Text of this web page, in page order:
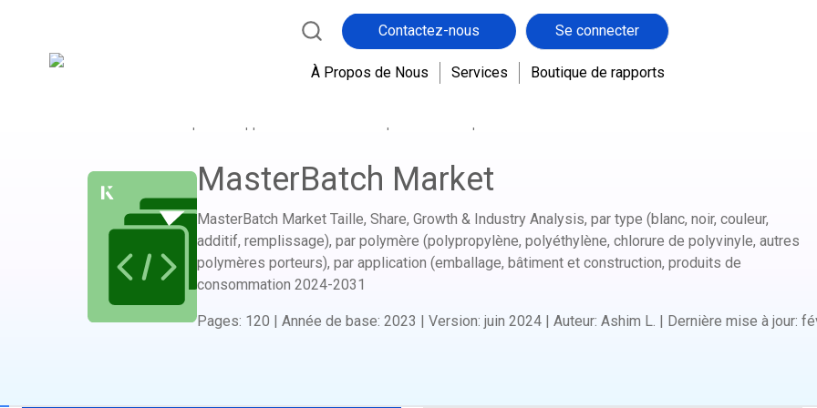
Contactez-nous Se connecter
MasterBatch Market
MasterBatch Market Taille, Share, Growth & Industry Analysis, par type (blanc, noir, couleur,
additif, remplissage), par polymère (polypropylène, polyéthylène, chlorure de polyvinyle, autres
polymères porteurs), par application (emballage, bâtiment et construction, produits de
consommation 2024-2031
Pages: 120 | Année de base: 2023 | Version: juin 2024 | Auteur: Ashim L. | Dernière mise à jour: